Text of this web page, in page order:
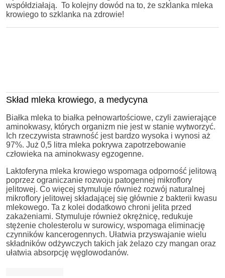
współdziałają. To kolejny dowód na to, że szklanka mleka
krowiego to szklanka na zdrowie!
Skład mleka krowiego, a medycyna
Białka mleka to białka pełnowartościowe, czyli zawierające
aminokwasy, których organizm nie jest w stanie wytworzyć.
Ich rzeczywista strawność jest bardzo wysoka i wynosi aż
97%. Już 0,5 litra mleka pokrywa zapotrzebowanie
człowieka na aminokwasy egzogenne.
Laktoferyna mleka krowiego wspomaga odporność jelitową
poprzez ograniczanie rozwoju patogennej mikroflory
jelitowej. Co więcej stymuluje również rozwój naturalnej
mikroflory jelitowej składającej się głównie z bakterii kwasu
mlekowego. Ta z kolei dodatkowo chroni jelita przed
zakażeniami. Stymuluje również okrężnicę, redukuje
stężenie cholesterolu w surowicy, wspomaga eliminację
czynników kancerogennych. Ułatwia przyswajanie wielu
składników odżywczych takich jak żelazo czy mangan oraz
ułatwia absorpcję węglowodanów.